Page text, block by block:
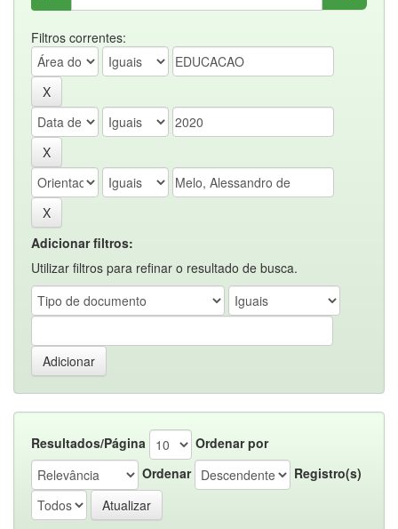
Filtros correntes:
Adicionar filtros:
Utilizar filtros para refinar o resultado de busca.
Resultados/Página
Ordenar por
Ordenar
Registro(s)